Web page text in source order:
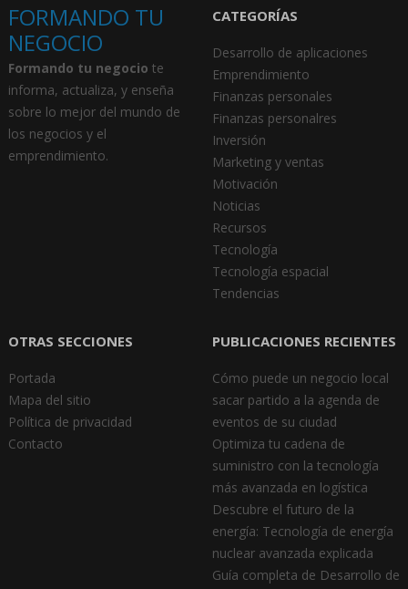
FORMANDO TU
NEGOCIO
Formando tu negocio te
informa, actualiza, y enseña
sobre lo mejor del mundo de
los negocios y el
emprendimiento.
CATEGORÍAS
Desarrollo de aplicaciones
Emprendimiento
Finanzas personales
Finanzas personalres
Inversión
Marketing y ventas
Motivación
Noticias
Recursos
Tecnología
Tecnología espacial
Tendencias
OTRAS SECCIONES
Portada
Mapa del sitio
Política de privacidad
Contacto
PUBLICACIONES RECIENTES
Cómo puede un negocio local
sacar partido a la agenda de
eventos de su ciudad
Optimiza tu cadena de
suministro con la tecnología
más avanzada en logística
Descubre el futuro de la
energía: Tecnología de energía
nuclear avanzada explicada
Guía completa de Desarrollo de